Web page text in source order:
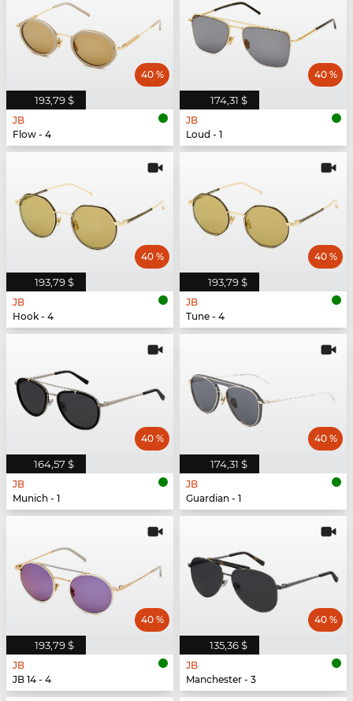
193,79 $
40 %
JB
Flow - 4
174,31 $
40 %
JB
Loud - 1
193,79 $
40 %
JB
Hook - 4
193,79 $
40 %
JB
Tune - 4
164,57 $
40 %
JB
Munich - 1
174,31 $
40 %
JB
Guardian - 1
193,79 $
40 %
JB
JB 14 - 4
135,36 $
40 %
JB
Manchester - 3